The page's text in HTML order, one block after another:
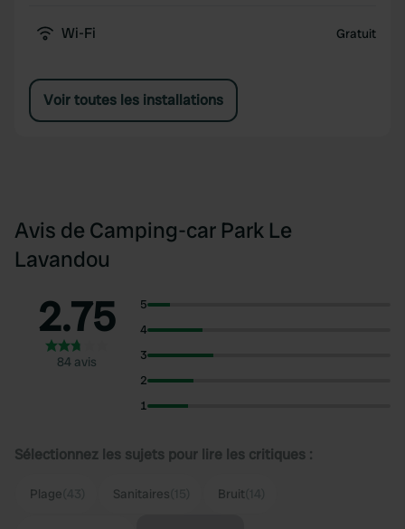
Wi-Fi Gratuit
Voir toutes les installations
Avis de Camping-car Park Le
Lavandou
2.75
84 avis
5
4
3
2
1
Sélectionnez les sujets pour lire les critiques :
Plage Sanitaires Bruit